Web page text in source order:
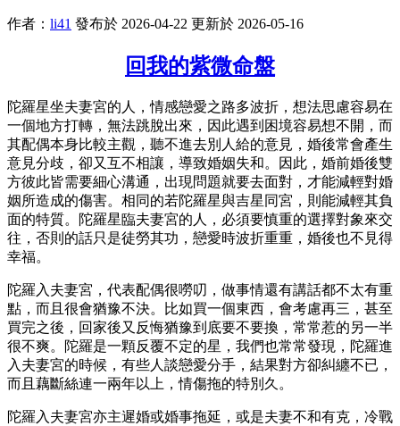
作者： li41 發布於 2026-04-22 更新於 2026-05-16
回我的紫微命盤
陀羅星坐夫妻宮的人，情感戀愛之路多波折，想法思慮容易在
一個地方打轉，無法跳脫出來，因此遇到困境容易想不開，而
其配偶本身比較主觀，聽不進去別人給的意見，婚後常會產生
意見分歧，卻又互不相讓，導致婚姻失和。因此，婚前婚後雙
方彼此皆需要細心溝通，出現問題就要去面對，才能減輕對婚
姻所造成的傷害。相同的若陀羅星與吉星同宮，則能減輕其負
面的特質。陀羅星臨夫妻宮的人，必須要慎重的選擇對象來交
往，否則的話只是徒勞其功，戀愛時波折重重，婚後也不見得
幸福。
陀羅入夫妻宮，代表配偶很嘮叨，做事情還有講話都不太有重
點，而且很會猶豫不決。比如買一個東西，會考慮再三，甚至
買完之後，回家後又反悔猶豫到底要不要換，常常惹的另一半
很不爽。陀羅是一顆反覆不定的星，我們也常常發現，陀羅進
入夫妻宮的時候，有些人談戀愛分手，結果對方卻糾纏不已，
而且藕斷絲連一兩年以上，情傷拖的特別久。
陀羅入夫妻宮亦主遲婚或婚事拖延，或是夫妻不和有克，冷戰